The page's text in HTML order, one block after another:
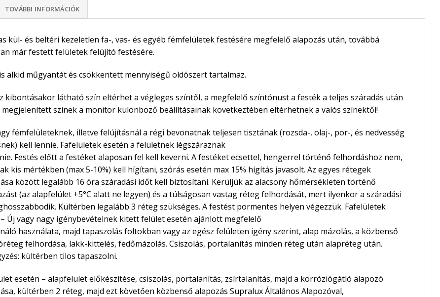
TOVÁBBI INFORMÁCIÓK
kül- és beltéri kezeletlen fa-, vas- és egyéb fémfelületek festésére megfelelő alapozás után, továbbá
már festett felületek felújító festésére.
alkid műgyantát és csökkentett mennyiségű oldószert tartalmaz.
kibontásakor látható szín eltérhet a végleges színtől, a megfelelő színtónust a festék a teljes száradás után
megjelenített színek a monitor különböző beállításainak következtében eltérhetnek a valós színektől!
fémfelületeknek, illetve felújításnál a régi bevonatnak teljesen tisztának (rozsda-, olaj-, por-, és nedvesség
kell lennie. Fafelületek esetén a felületnek légszáraznak
Festés előtt a festéket alaposan fel kell keverni. A festéket ecsettel, hengerrel történő felhordáshoz nem,
kis mértékben (max 5-10%) kell hígítani, szórás esetén max 15% hígítás javasolt. Az egyes rétegek
között legalább 16 óra száradási időt kell biztosítani. Kerüljük az alacsony hőmérsékleten történő
(az alapfelület +5°C alatt ne legyen) és a túlságosan vastag réteg felhordását, mert ilyenkor a száradási
Kültérben legalább 3 réteg szükséges. A festést pormentes helyen végezzük. Fafelületek
Új vagy nagy igénybevételnek kitett felület esetén ajánlott megfelelő
használata, majd tapaszolás foltokban vagy az egész felületen igény szerint, alap mázolás, a közbenső
felhordása, lakk-kittelés, fedőmázolás. Csiszolás, portalanítás minden réteg után alapréteg után.
kültérben tilos tapaszolni.
esetén – alapfelület előkészítése, csiszolás, portalanítás, zsírtalanítás, majd a korróziógátló alapozó
kültérben 2 réteg, majd ezt követően közbenső alapozás Supralux Általános Alapozóval,